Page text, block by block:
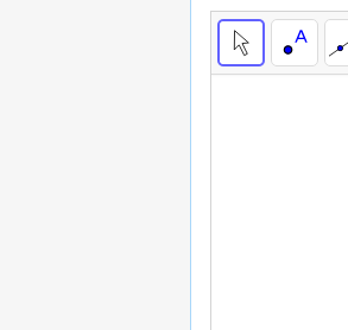
Kreisausschnitt
Erde
Sonnenstrahlen
Idee
Stab